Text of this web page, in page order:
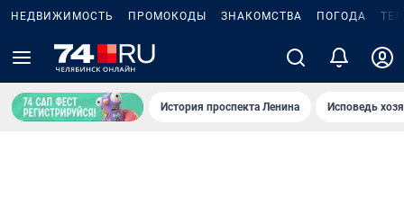
НЕДВИЖИМОСТЬ ПРОМОКОДЫ ЗНАКОМСТВА ПОГОДА
История проспекта Ленина Исповедь